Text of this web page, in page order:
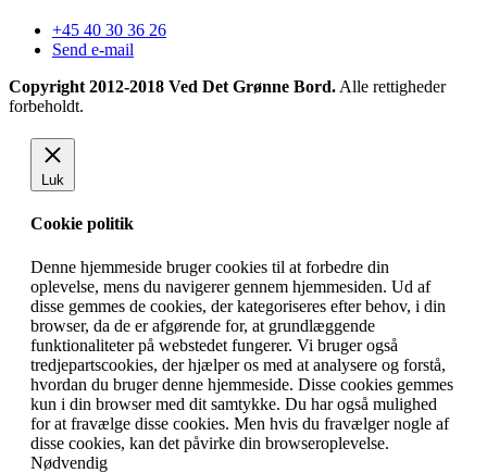
+45 40 30 36 26
Send e-mail
Copyright 2012-2018 Ved Det Grønne Bord. Alle rettigheder
forbeholdt.
Luk
Cookie politik
Denne hjemmeside bruger cookies til at forbedre din
oplevelse, mens du navigerer gennem hjemmesiden. Ud af
disse gemmes de cookies, der kategoriseres efter behov, i din
browser, da de er afgørende for, at grundlæggende
funktionaliteter på webstedet fungerer. Vi bruger også
tredjepartscookies, der hjælper os med at analysere og forstå,
hvordan du bruger denne hjemmeside. Disse cookies gemmes
kun i din browser med dit samtykke. Du har også mulighed
for at fravælge disse cookies. Men hvis du fravælger nogle af
disse cookies, kan det påvirke din browseroplevelse.
Nødvendig